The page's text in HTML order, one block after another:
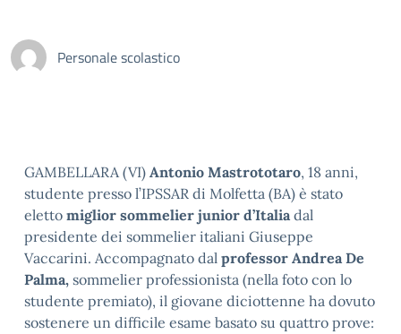
Personale scolastico
GAMBELLARA (VI) Antonio Mastrototaro, 18 anni,
studente presso l’IPSSAR di Molfetta (BA) è stato
eletto miglior sommelier junior d’Italiadal
presidente dei sommelier italiani Giuseppe
Vaccarini. Accompagnato dal professor Andrea De
Palma, sommelier professionista (nella foto con lo
studente premiato), il giovane diciottenne ha dovuto
sostenere un difficile esame basato su quattro prove: